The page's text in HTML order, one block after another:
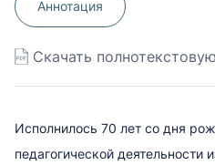
Аннотация
Скачать
Исполнилось 70 лет со дня
педагогической деятельности